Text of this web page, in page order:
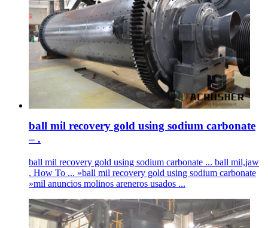
ball mil recovery gold using sodium carbonate
– .
ball mil recovery gold using sodium carbonate ... ball mil,jaw
. How To ... »ball mil recovery gold using sodium carbonate
»mil anuncios molinos areneros usados ...